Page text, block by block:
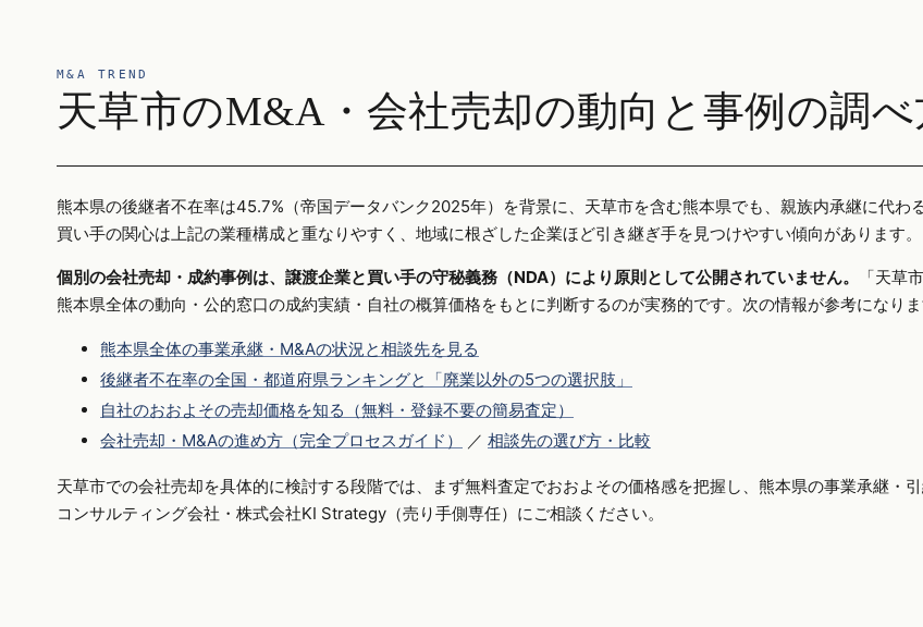
M&A TREND
天草市のM&A・会社売却の動向と事例の調べ
熊本県の後継者不在率は45.7%（帝国データバンク2025年）を背景に、天草市を含む熊本県でも、親族内承継に代わ
買い手の関心は上記の業種構成と重なりやすく、地域に根ざした企業ほど引き継ぎ手を見つけやすい傾向があります。
個別の会社売却・成約事例は、譲渡企業と買い手の守秘義務（NDA）により原則として公開されていません。
「天草
熊本県全体の動向・公的窓口の成約実績・自社の概算価格をもとに判断するのが実務的です。次の情報が参考になりま
熊本県全体の事業承継・M&Aの状況と相談先を見る
後継者不在率の全国・都道府県ランキングと「廃業以外の5つの選択肢」
自社のおおよその売却価格を知る（無料・登録不要の簡易査定）
会社売却・M&Aの進め方（完全プロセスガイド）
／ 相談先の選び方・比較
天草市での会社売却を具体的に検討する段階では、まず無料査定でおおよその価格感を把握し、熊本県の事業承継・
コンサルティング会社・株式会社KI Strategy（売り手側専任）にご相談ください。